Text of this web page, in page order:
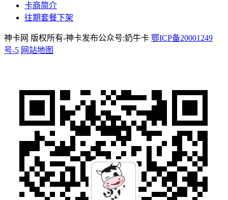
卡商简介
往期套餐下架
神卡网 版权所有-神卡发布公众号:奶牛卡 鄂ICP备20001249
号-5 网站地图